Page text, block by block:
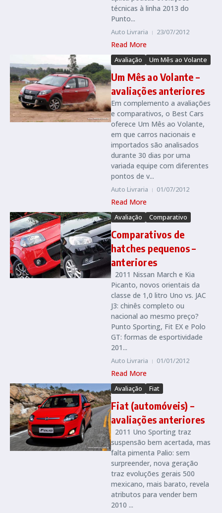
técnicas à linha 2013 do
Punto...
Auto Livraria 23/07/2012
Read More
Avaliação Um Mês ao Volante
Um Mês ao Volante –
avaliações anteriores
Em complemento a avaliações
e comparativos, o Best Cars
oferece Um Mês ao Volante,
em que carros nacionais e
importados são analisados
durante 30 dias por uma
variada equipe com diferentes
pontos de v...
Auto Livraria 01/07/2012
Read More
Avaliação Comparativo
Comparativos de
hatches pequenos –
anteriores
2011 Nissan March e Kia
Picanto, novos orientais da
classe de 1,0 litro Uno vs. JAC
J3: chinês completo ou
nacional ao mesmo preço?
Punto Sporting, Fit EX e Polo
GT: formas de esportividade
201...
Auto Livraria 01/01/2012
Read More
Avaliação Fiat
Fiat (automóveis) –
avaliações anteriores
2011 Uno Sporting traz
suspensão bem acertada, mas
falta pimenta Palio: sem
surpreender, nova geração
traz evoluções gerais 500
mexicano, mais barato, revela
atributos para vender bem
2010 ...